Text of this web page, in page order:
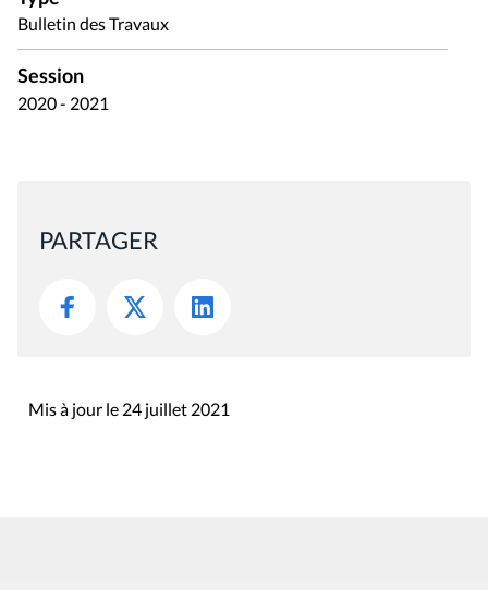
Bulletin des Travaux
Session
2020 - 2021
PARTAGER
Mis à jour le 24 juillet 2021